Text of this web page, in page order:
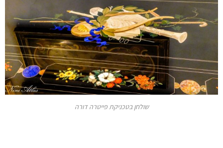
שולחן בטכניקת פייטרה דורה